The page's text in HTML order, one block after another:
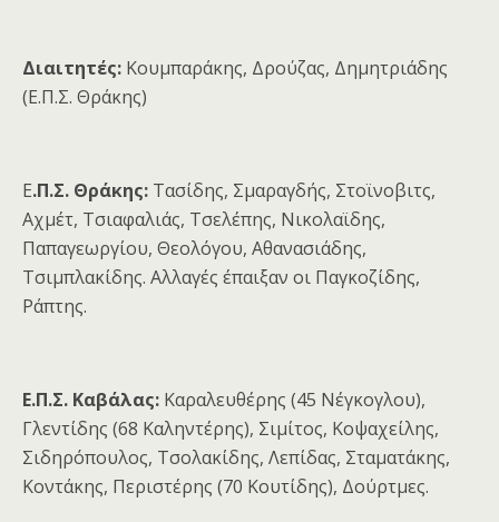
Διαιτητές: Κουμπαράκης, Δρούζας, Δημητριάδης
(Ε.Π.Σ. Θράκης)
Ε.Π.Σ. Θράκης: Τασίδης, Σμαραγδής, Στοϊνοβιτς,
Αχμέτ, Τσιαφαλιάς, Τσελέπης, Νικολαϊδης,
Παπαγεωργίου, Θεολόγου, Αθανασιάδης,
Τσιμπλακίδης. Αλλαγές έπαιξαν οι Παγκοζίδης,
Ράπτης.
Ε.Π.Σ. Καβάλας: Καραλευθέρης (45 Νέγκογλου),
Γλεντίδης (68 Καληντέρης), Σιμίτος, Κοψαχείλης,
Σιδηρόπουλος, Τσολακίδης, Λεπίδας, Σταματάκης,
Κοντάκης, Περιστέρης (70 Κουτίδης), Δούρτμες.